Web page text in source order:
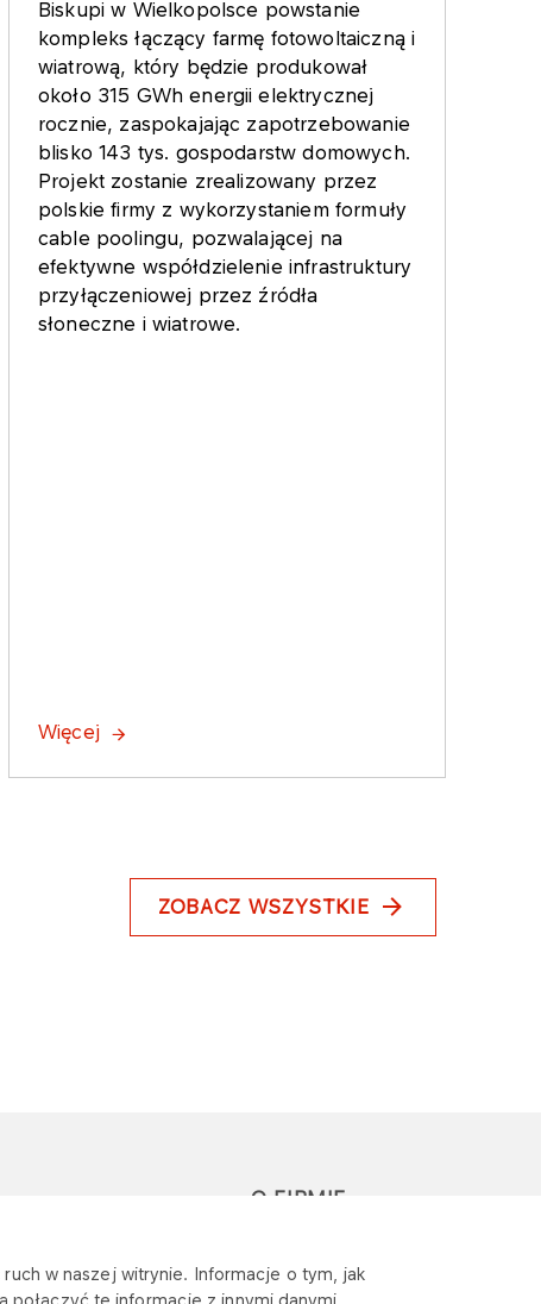
w naszej witrynie. Informacje o tym, jak
połączyć te informacje z innymi danymi
Biskupi w Wielkopolsce powstanie
kompleks łączący farmę fotowoltaiczną i
wiatrową, który będzie produkował
około 315 GWh energii elektrycznej
rocznie, zaspokajając zapotrzebowanie
blisko 143 tys. gospodarstw domowych.
Projekt zostanie zrealizowany przez
polskie firmy z wykorzystaniem formuły
cable poolingu, pozwalającej na
efektywne współdzielenie infrastruktury
przyłączeniowej przez źródła
słoneczne i wiatrowe.
Więcej
ZOBACZ WSZYSTKIE
O FIRMIE